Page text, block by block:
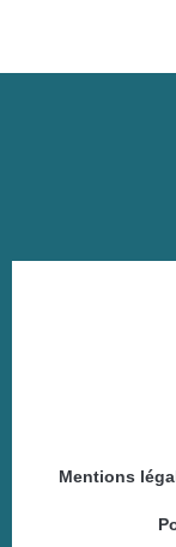
Mentions